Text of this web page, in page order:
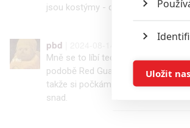
jsou kostýmy - docela hrůza -
pbd
Mně se to líbí teda dost popravě.
podobě Red Guardiana to
takže si počkám na film a budu
snad.
Uložit